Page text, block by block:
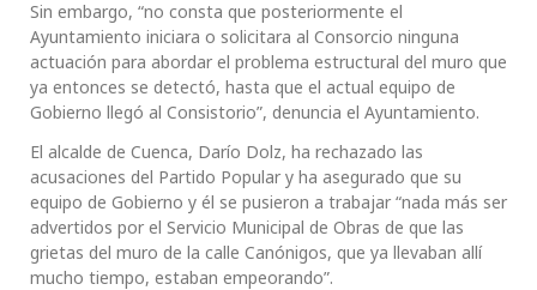
Sin embargo, “no consta que posteriormente el
Ayuntamiento iniciara o solicitara al Consorcio ninguna
actuación para abordar el problema estructural del muro que
ya entonces se detectó, hasta que el actual equipo de
Gobierno llegó al Consistorio”, denuncia el Ayuntamiento.
El alcalde de Cuenca, Darío Dolz, ha rechazado las
acusaciones del Partido Popular y ha asegurado que su
equipo de Gobierno y él se pusieron a trabajar “nada más ser
advertidos por el Servicio Municipal de Obras de que las
grietas del muro de la calle Canónigos, que ya llevaban allí
mucho tiempo, estaban empeorando”.